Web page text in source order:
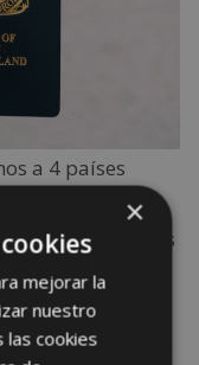
a 4 países
sin restricciones
el
cuarta ocasión
A este puesto
×
mejorar la
nuestro
cookies